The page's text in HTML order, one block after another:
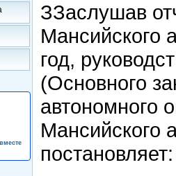
ЗЗаслушав
Мансийского
год,
(Основного
автономного
Мансийского
постановляет: